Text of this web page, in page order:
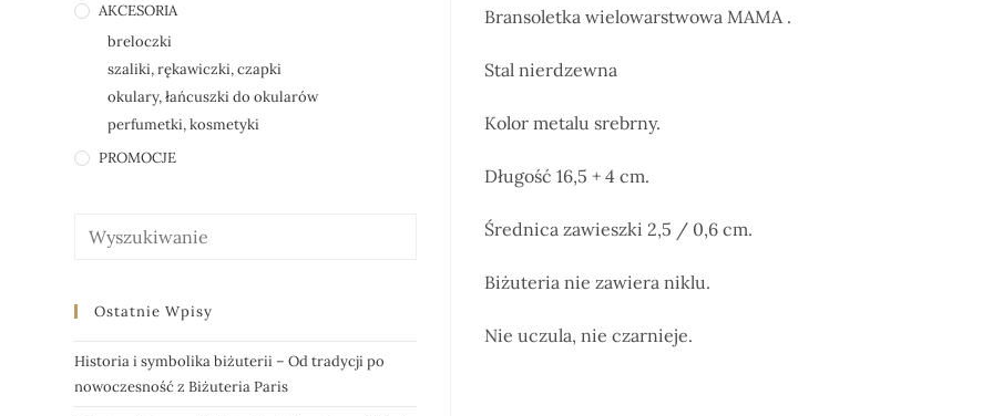
Bransoletka wielowarstwowa MAMA .
Stal nierdzewna
Kolor metalu srebrny.
Długość 16,5 + 4 cm.
Średnica zawieszki 2,5 / 0,6 cm.
Biżuteria nie zawiera niklu.
Nie uczula, nie czarnieje.
AKCESORIA
breloczki
szaliki, rękawiczki, czapki
okulary, łańcuszki do okularów
perfumetki, kosmetyki
PROMOCJE
Ostatnie Wpisy
Historia i symbolika biżuterii – Od tradycji po
nowoczesność z Biżuteria Paris